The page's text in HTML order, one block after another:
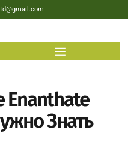
Enanthate
Знать